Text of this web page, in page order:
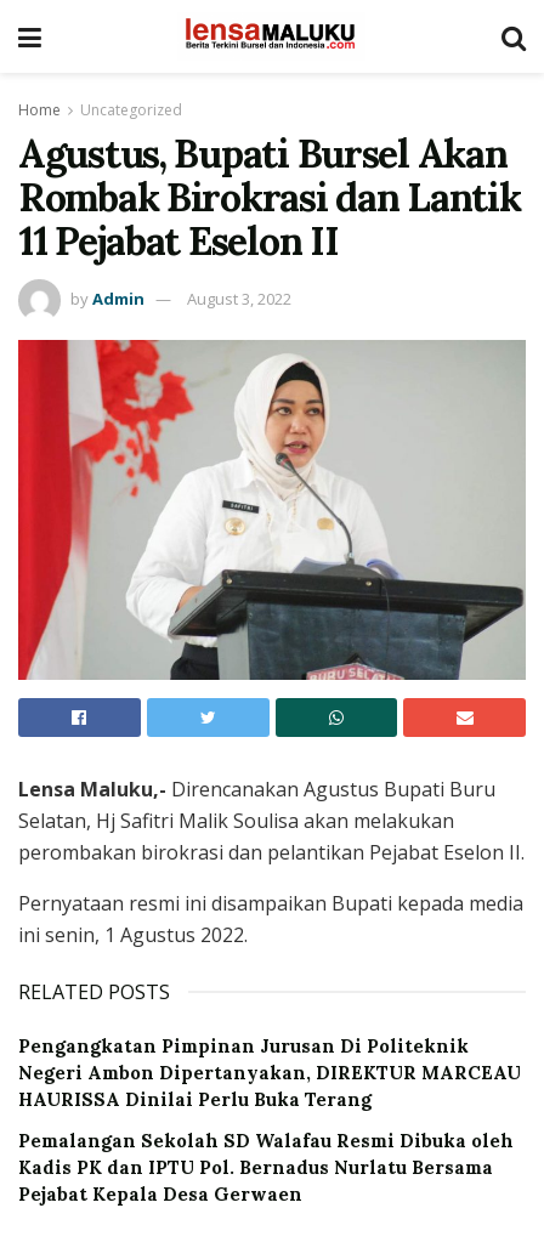
Home Uncategorized
Agustus, Bupati Bursel Akan
Rombak Birokrasi dan Lantik
11 Pejabat Eselon II
byAdmin August 3, 2022
Lensa Maluku,- Direncanakan Agustus Bupati Buru
Selatan, Hj Safitri Malik Soulisa akan melakukan
perombakan birokrasi dan pelantikan Pejabat Eselon II.
Pernyataan resmi ini disampaikan Bupati kepada media
ini senin, 1 Agustus 2022.
RELATED POSTS
Pengangkatan Pimpinan Jurusan Di Politeknik
Negeri Ambon Dipertanyakan, DIREKTUR MARCEAU
HAURISSA Dinilai Perlu Buka Terang
Pemalangan Sekolah SD Walafau Resmi Dibuka oleh
Kadis PK dan IPTU Pol. Bernadus Nurlatu Bersama
Pejabat Kepala Desa Gerwaen